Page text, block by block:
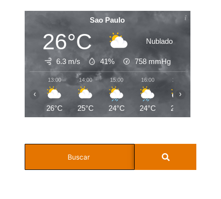
Sao Paulo
26°C Nublado
6.3 m/s 41% 758 mmHg
13:00
26°C
14:00
25°C
15:00
24°C
16:00
24°C
17:00
24°C
‹ ›